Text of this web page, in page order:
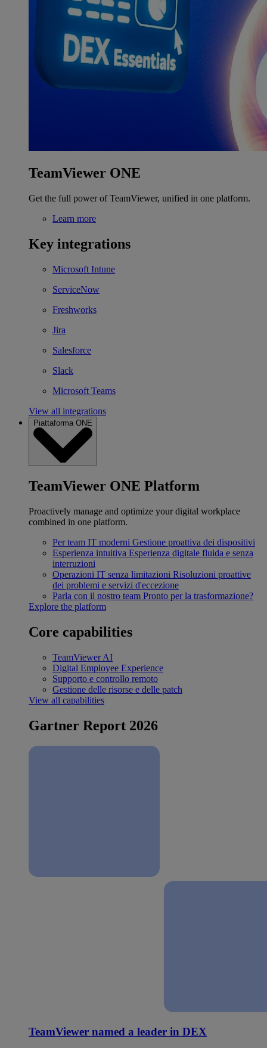
TeamViewer ONE
Get the full power of TeamViewer, unified in one platform.
Learn more
Key integrations
Microsoft Intune
ServiceNow
Freshworks
Jira
Salesforce
Slack
Microsoft Teams
View all integrations
Piattaforma ONE
TeamViewer ONE Platform
Proactively manage and optimize your digital workplace
combined in one platform.
Per team IT moderni Gestione proattiva dei dispositivi
Esperienza intuitiva Esperienza digitale fluida e senza
interruzioni
Operazioni IT senza limitazioni Risoluzioni proattive
dei problemi e servizi d'eccezione
Parla con il nostro team Pronto per la trasformazione?
Explore the platform
Core capabilities
TeamViewer AI
Digital Employee Experience
Supporto e controllo remoto
Gestione delle risorse e delle patch
View all capabilities
Gartner Report 2026
TeamViewer named a leader in DEX